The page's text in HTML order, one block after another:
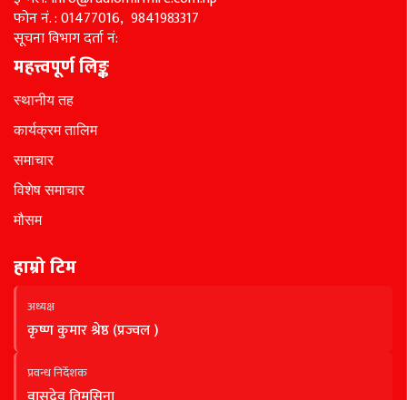
फोन नं. : 01477016, 9841983317
सूचना विभाग दर्ता नं:
महत्त्वपूर्ण लिङ्क
स्थानीय तह
कार्यक्रम तालिम
समाचार
विशेष समाचार
मौसम
हाम्रो टिम
अध्यक्ष
कृष्ण कुमार श्रेष्ठ (प्रज्वल )
प्रवन्ध निर्देशक